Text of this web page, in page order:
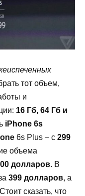
тот объем,
и
16 Гб, 64 Гб и
iPhone 6s
6s Plus – с 299
объема
долларов. В
399 долларов, а
сказать, что